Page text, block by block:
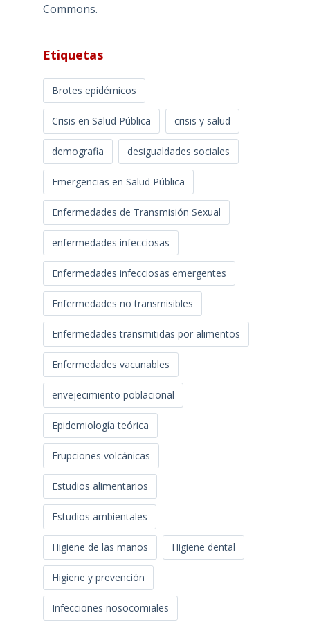
Commons.
Etiquetas
Brotes epidémicos
Crisis en Salud Pública crisis y salud
demografia desigualdades sociales
Emergencias en Salud Pública
Enfermedades de Transmisión Sexual
enfermedades infecciosas
Enfermedades infecciosas emergentes
Enfermedades no transmisibles
Enfermedades transmitidas por alimentos
Enfermedades vacunables
envejecimiento poblacional
Epidemiología teórica
Erupciones volcánicas
Estudios alimentarios
Estudios ambientales
Higiene de las manos Higiene dental
Higiene y prevención
Infecciones nosocomiales